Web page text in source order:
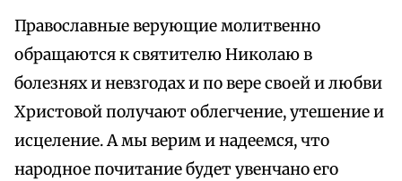
Православные верующие молитвенно
обращаются к святителю Николаю в
болезнях и невзгодах и по вере своей и любви
Христовой получают облегчение, утешение и
исцеление. А мы верим и надеемся, что
народное почитание будет увенчано его